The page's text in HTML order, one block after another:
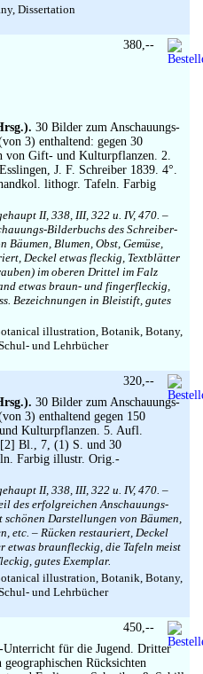
Dissertation
30 Bilder zum Anschauungs-
3) enthaltend: gegen 30
Gift- und Kulturpflanzen. 2.
J. F. Schreiber 1839. 4°.
lithogr. Tafeln. Farbig
II, 338, III, 322 u. IV, 470. –
Bilderbuchs des Schreiber-
Blumen, Obst, Gemüse,
Deckel etwas fleckig, Textblätter
im oberen Drittel im Falz
etwas braun- und fingerfleckig,
Bezeichnungen in Bleistift, gutes
illustration, Botanik, Botany,
und Lehrbücher
380,--
30 Bilder zum Anschauungs-
3) enthaltend gegen 150
Kulturpflanzen. 5. Aufl.
[2] Bl., 7, (1) S. und 30
Farbig illustr. Orig.-
II, 338, III, 322 u. IV, 470. –
des erfolgreichen Anschauungs-
Darstellungen von Bäumen,
etc. – Rücken restauriert, Deckel
etwas braunfleckig, die Tafeln meist
gutes Exemplar.
illustration, Botanik, Botany,
und Lehrbücher
320,--
Unterricht für die Jugend. Dritter
Rücksichten
450,--